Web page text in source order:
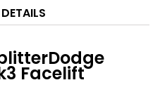
Facelift